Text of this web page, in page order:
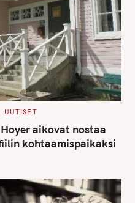
UUTISET
aikovat nostaa
kohtaamispaikaksi